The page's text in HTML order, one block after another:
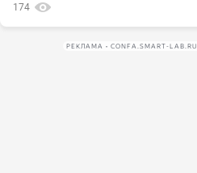
174
РЕКЛАМА • CONFA.SMART-LAB.RU